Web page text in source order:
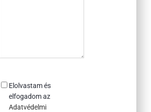
Consent
Elolvastam és
elfogadom az
Adatvédelmi